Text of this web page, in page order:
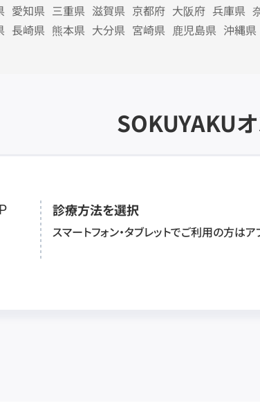
愛知県 三重県 滋賀県 京都府 大阪府 兵庫県
長崎県 熊本県 大分県 宮崎県 鹿児島県 沖縄県
SOKUYAKU
診療方法を選択
スマートフォン・タブレットでご利用の方は